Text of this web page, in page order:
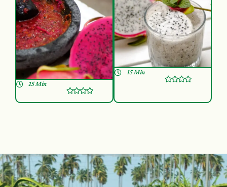
15 Min
15 Min